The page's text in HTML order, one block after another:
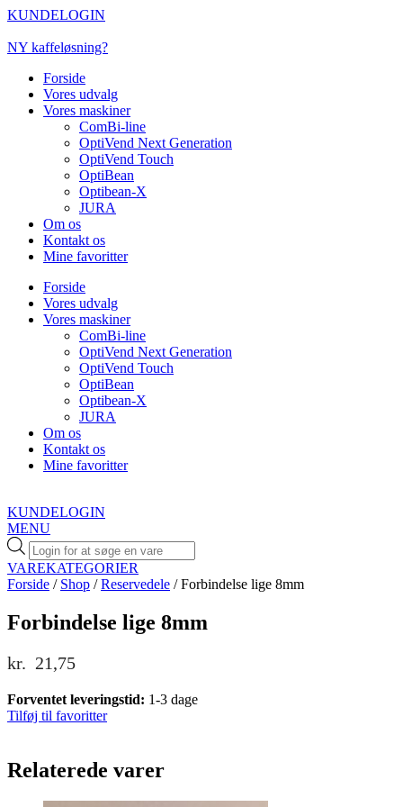
Videre
indhold
KUNDELOGIN
NY kaffeløsning?
Forside
Vores udvalg
Vores maskiner
ComBi-line
OptiVend Next Generation
OptiVend Touch
OptiBean
Optibean-X
JURA
Om os
Kontakt os
Mine favoritter
Forside
Vores udvalg
Vores maskiner
ComBi-line
OptiVend Next Generation
OptiVend Touch
OptiBean
Optibean-X
JURA
Om os
Kontakt os
Mine favoritter
KUNDELOGIN
MENU
Products
search
VAREKATEGORIER
Forside / Shop /Reservedele / Forbindelse lige 8mm
Forbindelse lige 8mm
kr. 21,75
Forventet leveringstid: 1-3 dage
Tilføj til favoritter
Relaterede varer